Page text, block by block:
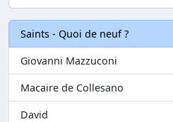
Saints - Quoi de neuf ?
Giovanni Mazzuconi
Macaire de Collesano
David